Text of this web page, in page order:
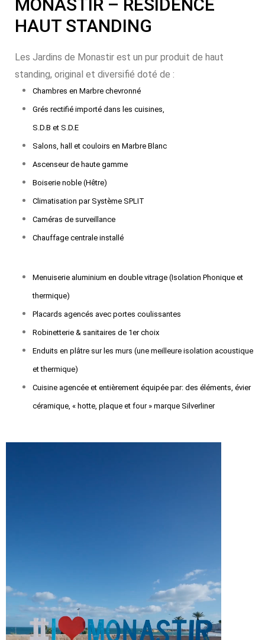
MONASTIR – RÉSIDENCE
HAUT STANDING
Les Jardins de Monastir est un pur produit de haut
standing, original et diversifié doté de :
Chambres en Marbre chevronné
Grés rectifié importé dans les cuisines,
S.D.B et S.D.E
Salons, hall et couloirs en Marbre Blanc
Ascenseur de haute gamme
Boiserie noble (Hêtre)
Climatisation par Système SPLIT
Caméras de surveillance
Chauffage centrale installé
Menuiserie aluminium en double vitrage (Isolation Phonique et
thermique)
Placards agencés avec portes coulissantes
Robinetterie & sanitaires de 1er choix
Enduits en plâtre sur les murs (une meilleure isolation acoustique
et thermique)
Cuisine agencée et entièrement équipée par: des éléments, évier
céramique, « hotte, plaque et four » marque Silverliner